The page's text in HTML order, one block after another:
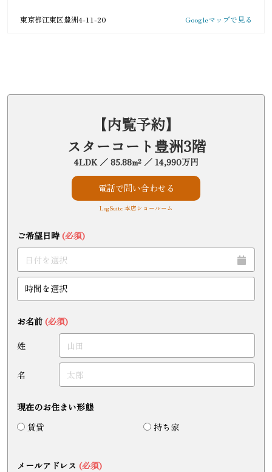
東京都江東区豊洲4-11-20 Googleマップで見る
【内覧予約】
スターコート豊洲3階
4LDK ／ 85.88m² ／ 14,990万円
電話で問い合わせる
LogSuite 本店ショールーム
ご希望日時 (必須)
お名前 (必須)
姓
名
現在のお住まい形態
賃貸
持ち家
メールアドレス (必須)